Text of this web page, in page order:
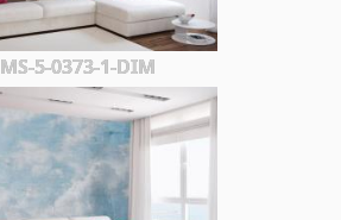
MS-5-0373-1-DIM